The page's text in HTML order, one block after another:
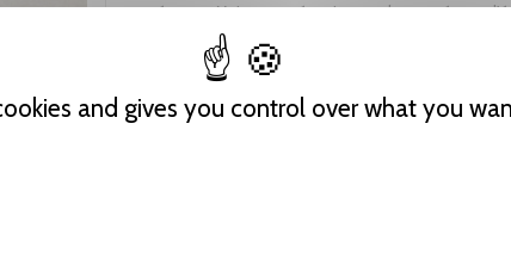
and gives you control over what you
présents. Mais ces mécanismes de pensée ou
laissent tout de même une marge de manœuvre
qui s'orientent vers plus de réalisme et d'attention
de la nature et vont parfois jusqu'à utiliser les
comme un motif structurant leur œuvre.